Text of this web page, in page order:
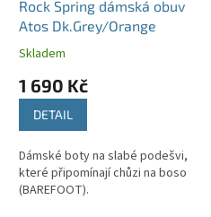
Rock Spring dámská obuv
Atos Dk.Grey/Orange
Skladem
1 690 Kč
DETAIL
Dámské boty na slabé podešvi,
které připomínají chůzi na boso
(BAREFOOT).